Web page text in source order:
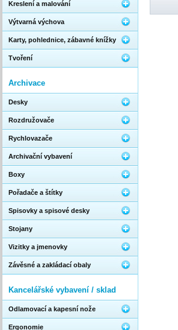
Kreslení a malování
Výtvarná výchova
Karty, pohlednice, zábavné knížky
Tvoření
Archivace
Desky
Rozdružovače
Rychlovazače
Archivační vybavení
Boxy
Pořadače a štítky
Spisovky a spisové desky
Stojany
Vizitky a jmenovky
Závěsné a zakládací obaly
Kancelářské vybavení / sklad
Odlamovací a kapesní nože
Ergonomie